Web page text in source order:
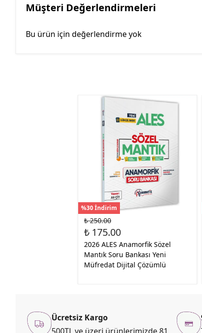
Müşteri Değerlendirmeleri
Bu ürün için değerlendirme yok
%30 İndirim
₺ 250.00
₺ 175.00
2026 ALES Anamorfik Sözel
Mantık Soru Bankası Yeni
Müfredat Dijital Çözümlü
Ücretsiz Kargo